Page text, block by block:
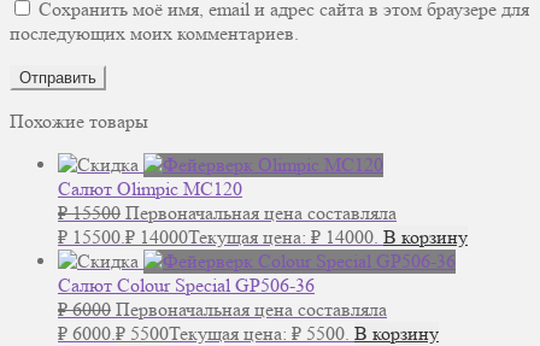
Сохранить моё имя, email и адрес сайта в этом браузере для
последующих моих комментариев.
Похожие товары
Салют Olimpic MC120
₽15500 Первоначальная цена составляла
₽ 15500. ₽ 14000Текущая цена: ₽ 14000. В корзину
Салют Colour Special GP506-36
₽6000 Первоначальная цена составляла
₽ 6000. ₽ 5500Текущая цена: ₽ 5500. В корзину